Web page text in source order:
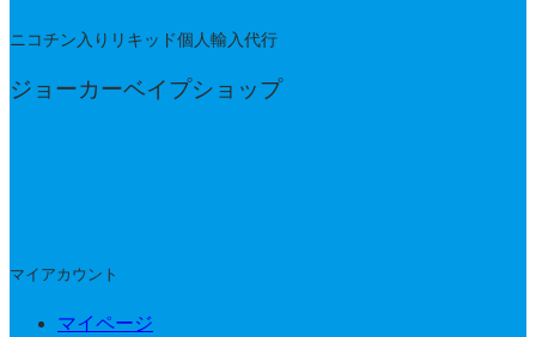
ニコチン入りリキッド個人輸入代行
ジョーカーベイプショップ
マイアカウント
マイページ